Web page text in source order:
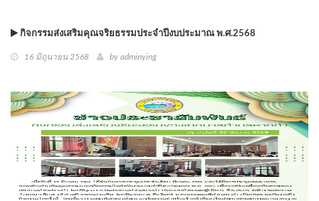
กิจกรรมส่งเสริมคุณจริยธรรมประจำปีงบประมาณ พ.ศ.2568
16 มิถุนายน 2568 by adminying